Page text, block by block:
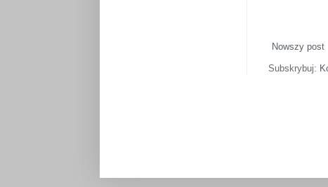
Nowszy post
Subskrybuj: